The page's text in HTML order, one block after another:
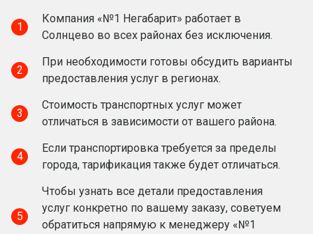
1
Компания «№1 Негабарит» работает в
Солнцево во всех районах без исключения.
2
При необходимости готовы обсудить варианты
предоставления услуг в регионах.
3
Стоимость транспортных услуг может
отличаться в зависимости от вашего района.
4
Если транспортировка требуется за пределы
города, тарификация также будет отличаться.
5
Чтобы узнать все детали предоставления
услуг конкретно по вашему заказу, советуем
обратиться напрямую к менеджеру «№1